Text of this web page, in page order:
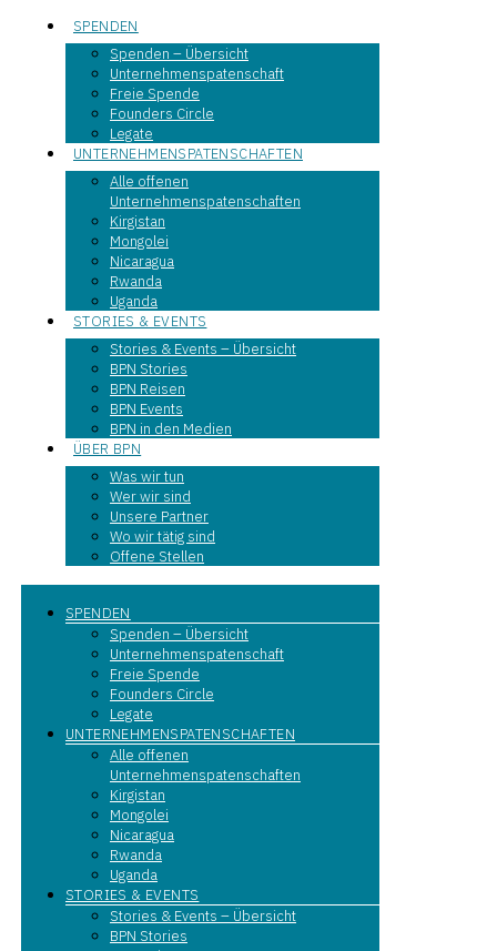
SPENDEN
Spenden – Übersicht
Unternehmenspatenschaft
Freie Spende
Founders Circle
Legate
UNTERNEHMENSPATENSCHAFTEN
Alle offenen
Unternehmenspatenschaften
Kirgistan
Mongolei
Nicaragua
Rwanda
Uganda
STORIES & EVENTS
Stories & Events – Übersicht
BPN Stories
BPN Reisen
BPN Events
BPN in den Medien
ÜBER BPN
Was wir tun
Wer wir sind
Unsere Partner
Wo wir tätig sind
Offene Stellen
SPENDEN
Spenden – Übersicht
Unternehmenspatenschaft
Freie Spende
Founders Circle
Legate
UNTERNEHMENSPATENSCHAFTEN
Alle offenen
Unternehmenspatenschaften
Kirgistan
Mongolei
Nicaragua
Rwanda
Uganda
STORIES & EVENTS
Stories & Events – Übersicht
BPN Stories